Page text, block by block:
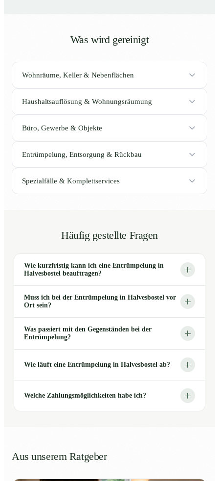
Was wird gereinigt
Wohnräume, Keller & Nebenflächen
Haushaltsauflösung & Wohnungsräumung
Büro, Gewerbe & Objekte
Entrümpelung, Entsorgung & Rückbau
Spezialfälle & Komplettservices
Häufig gestellte Fragen
Wie kurzfristig kann ich eine Entrümpelung in
Halvesbostel beauftragen?
Muss ich bei der Entrümpelung in Halvesbostel vor
Ort sein?
Was passiert mit den Gegenständen bei der
Entrümpelung?
Wie läuft eine Entrümpelung in Halvesbostel ab?
Welche Zahlungsmöglichkeiten habe ich?
Aus unserem Ratgeber